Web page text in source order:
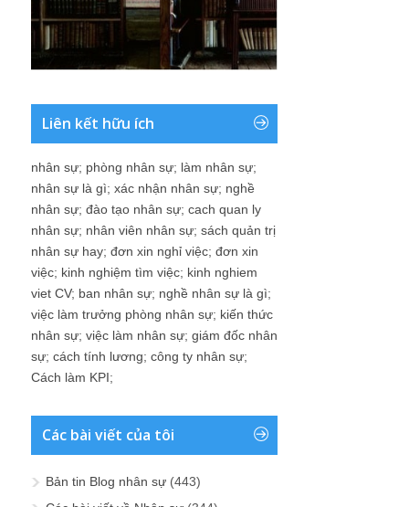
Liên kết hữu ích
nhân sự; phòng nhân sự; làm nhân sự;
nhân sự là gì; xác nhận nhân sự; nghề
nhân sự; đào tạo nhân sự; cach quan ly
nhân sự; nhân viên nhân sự; sách quản trị
nhân sự hay; đơn xin nghỉ việc; đơn xin
việc; kinh nghiệm tìm việc; kinh nghiem
viet CV; ban nhân sự; nghề nhân sự là gì;
việc làm trưởng phòng nhân sự; kiến thức
nhân sự; việc làm nhân sự; giám đốc nhân
sự; cách tính lương; công ty nhân sự;
Cách làm KPI;
Các bài viết của tôi
Bản tin Blog nhân sự (443)